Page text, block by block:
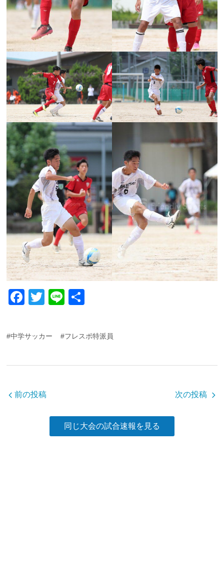
F
c
e
b
o
T
Li
e
#中学サッカー #フレスポ特派員
前の投稿 次の投稿
同じ大会の試合速報を見る